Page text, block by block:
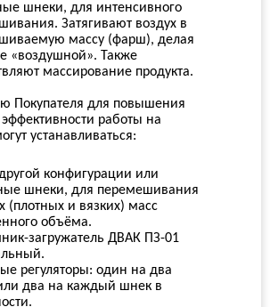
шнеки, для интенсивного
Затягивают воздух в
массу (фарш), делая
«воздушной». Также
массирование продукта.
Покупателя для повышения
эффективности работы на
устанавливаться:
конфигурации или
шнеки, для перемешивания
(плотных и вязких) масс
объёма.
загружатель ДВАК ПЗ-01
регуляторы: один на два
два на каждый шнек в